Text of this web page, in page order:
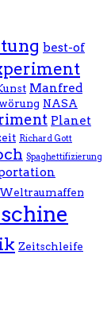
best-of
Manfred
NASA
Planet
Richard Gott
Spaghettifizierung
Weltraumaffen
Zeitschleife